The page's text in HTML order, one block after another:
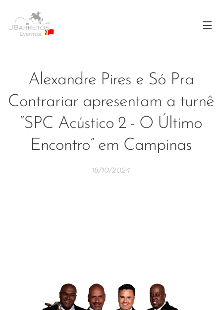
Alexandre Pires e Só Pra
Contrariar apresentam a turnê
“SPC Acústico 2 - O Último
Encontro” em Campinas
18/10/2024